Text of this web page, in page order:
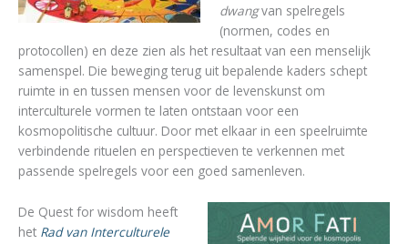
dwangvan spelregels
(normen, codes en
protocollen) en deze zien als het resultaat van een menselijk
samenspel. Die beweging terug uit bepalende kaders schept
ruimte in en tussen mensen voor de levenskunst om
interculturele vormen te laten ontstaan voor een
kosmopolitische cultuur. Door met elkaar in een speelruimte
verbindende rituelen en perspectieven te verkennen met
passende spelregels voor een goed samenleven.
De Quest for wisdom heeft
het Rad van Interculturele